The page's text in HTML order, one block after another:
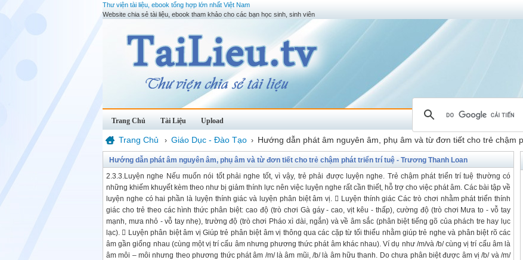
Thư viện tài liệu, ebook tổng hợp lớn nhất Việt Nam
Website chia sẻ tài liệu, ebook tham khảo cho các bạn học sinh, sinh viên
Trang Chủ Tài Liệu Upload
Trang Chủ › Giáo Dục - Đào Tạo › Hướng dẫn phát âm nguyên âm, phụ âm và từ đơn tiết cho trẻ chậm
Hướng dẫn phát âm nguyên âm, phụ âm và từ đơn tiết cho trẻ chậm phát triển trí tuệ - Trương Thanh Loan
2.3.3.Luyện nghe Nếu muốn nói tốt phải nghe tốt, vì vậy, trẻ phải được luyện nghe. Trẻ chậm phát triển trí tuệ thường có
những khiếm khuyết kèm theo như bị giảm thính lực nên việc luyện nghe rất cần thiết, hỗ trợ cho việc phát âm. Các bài tập về
luyện nghe có hai phần là luyện thính giác và luyện phân biệt âm vị.  Luyện thính giác Các trò chơi nhằm phát triển thính
giác cho trẻ theo các hình thức phân biệt: cao độ (trò chơi Gà gáy - cao, vịt kêu - thấp), cường độ (trò chơi Mưa to - vỗ tay
mạnh, mưa nhỏ - vỗ tay nhẹ), trường độ (trò chơi Pháo xì dài, ngắn) và về âm sắc (phân biệt tiếng gõ của phách tre hay lục
lạc).  Luyện phân biệt âm vị Giúp trẻ phân biệt âm vị thông qua các cặp từ tối thiểu nhằm giúp trẻ nghe và phân biệt rõ các
âm gần giống nhau (cùng một vị trí cấu âm nhưng phương thức phát âm khác nhau). Ví dụ như /m/và /b/ cùng vị trí cấu âm là
âm môi – môi nhưng theo phương thức phát âm /m/ là âm mũi, /b/ là âm hữu thanh. Do chưa phân biệt được âm vị /b/ và /m/